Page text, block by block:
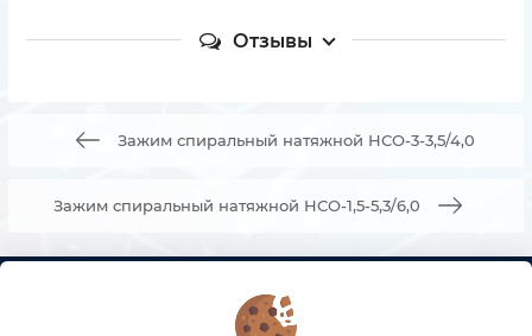
Отзывы
Зажим спиральный натяжной НСО-3-3,5/4,0
Зажим спиральный натяжной НСО-1,5-5,3/6,0